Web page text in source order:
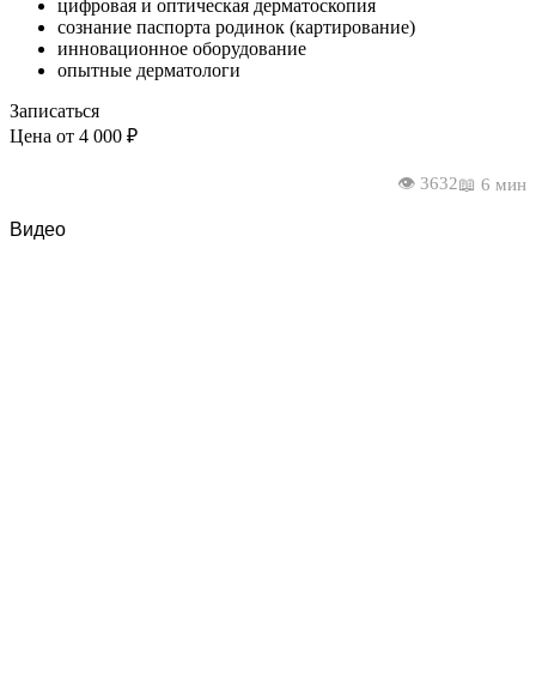
цифровая и оптическая дерматоскопия
сознание паспорта родинок (картирование)
инновационное оборудование
опытные дерматологи
Записаться
Цена от 4 000 ₽
👁️ 3632📖 6 мин
Видео